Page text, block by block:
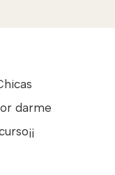
darme